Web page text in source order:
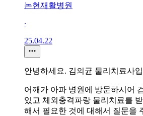
논현재활병원
∙
25.04.22
안녕하세요. 김의균 물리치료사
어깨가 아파 병원에 방문하시어
있고 체외충격파랑 물리치료를
해서 필요한 것에 대해서 질문을